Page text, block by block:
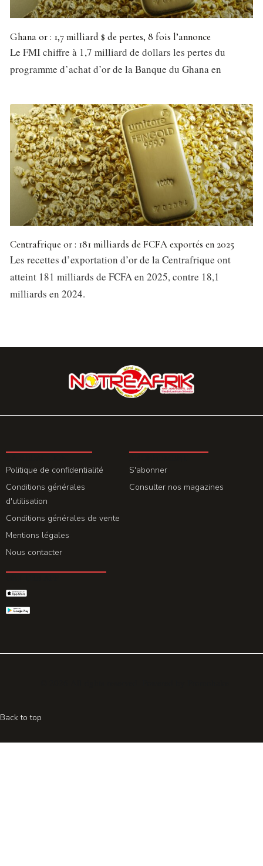
Ghana or : 1,7 milliard $ de pertes, 8 fois l’annonce
Le FMI chiffre à 1,7 milliard de dollars les pertes du
programme d’achat d’or de la Banque du Ghana en
Centrafrique or : 181 milliards de FCFA exportés en 2025
Les recettes d’exportation d’or de la Centrafrique ont
atteint 181 milliards de FCFA en 2025, contre 18,1
milliards en 2024.
Politique de confidentialité
Conditions générales
d'utilisation
Conditions générales de vente
Mentions légales
Nous contacter
S'abonner
Consulter nos magazines
Back to top